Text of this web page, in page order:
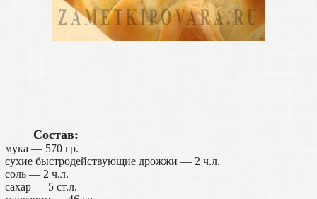
Состав:
мука — 570 гр.
сухие быстродействующие дрожжи — 2 ч.л.
соль — 2 ч.л.
сахар — 5 ст.л.